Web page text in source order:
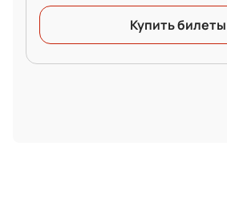
Купить билеты